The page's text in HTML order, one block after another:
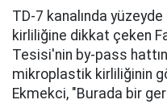
TD-7 kanalında
kirliliğine dikkat çeken
Tesisi'nin by-pass
mikroplastik kirliliğinin
Ekmekci, "Burada bir